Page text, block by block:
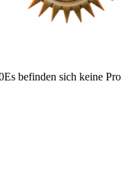
Es befinden sich keine